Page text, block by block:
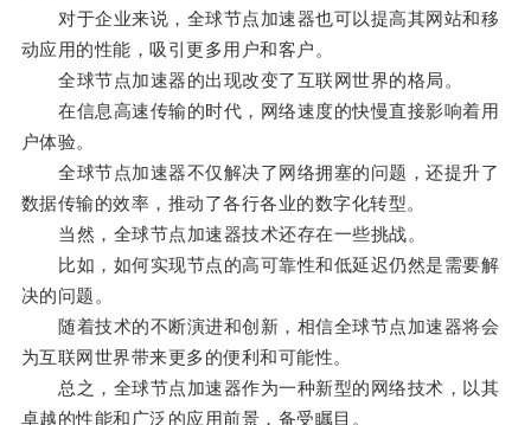
对于企业来说，全球节点加速器也可以提高其网站和移
动应用的性能，吸引更多用户和客户。
全球节点加速器的出现改变了互联网世界的格局。
在信息高速传输的时代，网络速度的快慢直接影响着用
户体验。
全球节点加速器不仅解决了网络拥塞的问题，还提升了
数据传输的效率，推动了各行各业的数字化转型。
当然，全球节点加速器技术还存在一些挑战。
比如，如何实现节点的高可靠性和低延迟仍然是需要解
决的问题。
随着技术的不断演进和创新，相信全球节点加速器将会
为互联网世界带来更多的便利和可能性。
总之，全球节点加速器作为一种新型的网络技术，以其
卓越的性能和广泛的应用前景，备受瞩目。